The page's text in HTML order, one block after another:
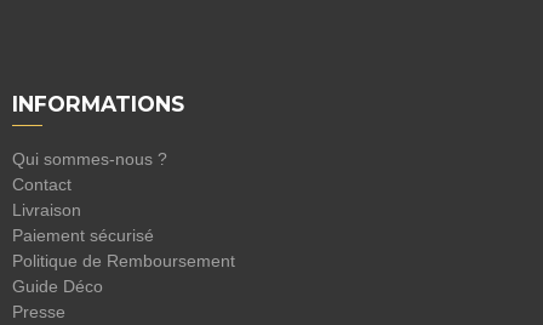
INFORMATIONS
Qui sommes-nous ?
Contact
Livraison
Paiement sécurisé
Politique de Remboursement
Guide Déco
Presse